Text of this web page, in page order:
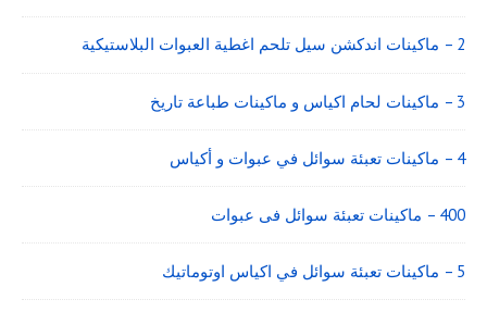
2 – ماكينات اندكشن سيل تلحم اغطية العبوات البلاستيكية
3 – ماكينات لحام اكياس و ماكينات طباعة تاريخ
4 – ماكينات تعبئة سوائل في عبوات و أكياس
400 – ماكينات تعبئة سوائل فى عبوات
5 – ماكينات تعبئة سوائل في اكياس اوتوماتيك